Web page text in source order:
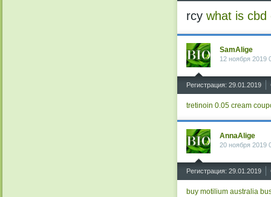
rcy what is cbd
SamAlige
12 ноября 2019
Регистрация: 29.01.2019
tretinoin 0.05 cream
AnnaAlige
20 ноября 2019
Регистрация: 29.01.2019
buy motilium australia